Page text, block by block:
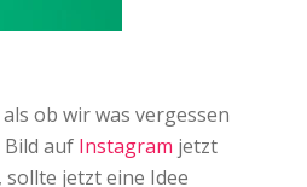
als ob wir was vergessen
auf Instagram jetzt
jetzt eine Idee